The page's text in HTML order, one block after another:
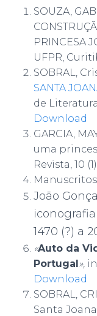
SOUZA,
PRINCESA
UFPR,
SOBRAL,
SANTA
de Literatura
Download
GARCIA,
uma
Revista, 10
João
1470 (?) a
«Auto da
Portugal», in
Download
SOBRAL,
Santa